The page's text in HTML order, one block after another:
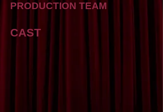
PRODUCTION TEAM
CAST